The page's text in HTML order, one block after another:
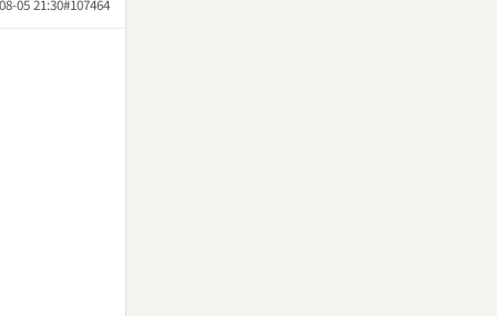
05 21:30#107464